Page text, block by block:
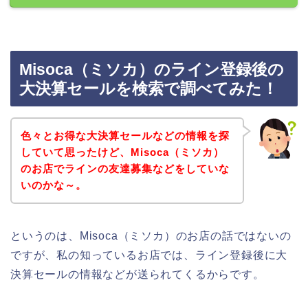
Misoca（ミソカ）のライン登録後の
大決算セールを検索で調べてみた！
色々とお得な大決算セールなどの情報を探
していて思ったけど、Misoca（ミソカ）
のお店でラインの友達募集などをしていな
いのかな～。
というのは、Misoca（ミソカ）のお店の話ではないの
ですが、私の知っているお店では、ライン登録後に大
決算セールの情報などが送られてくるからです。